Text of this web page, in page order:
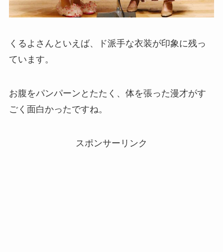
くるよさんといえば、ド派手な衣装が印象に残っ
ています。
お腹をパンパーンとたたく、体を張った漫才がす
ごく面白かったですね。
スポンサーリンク